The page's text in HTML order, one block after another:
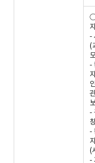
○
-
(
-
-
-
(
-